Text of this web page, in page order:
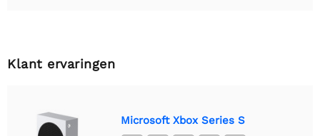
Klant ervaringen
Microsoft Xbox Series S